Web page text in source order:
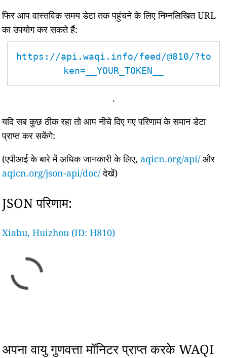
फिर आप वास्तविक समय डेटा तक पहुंचने के लिए निम्नलिखित URL
का उपयोग कर सकते हैं:
https://api.waqi.info/feed/@810/?to
ken=__YOUR_TOKEN__
.
यदि सब कुछ ठीक रहा तो आप नीचे दिए गए परिणाम के समान डेटा
प्राप्त कर सकेंगे:
(एपीआई के बारे में अधिक जानकारी के लिए, aqicn.org/api/ और
aqicn.org/json-api/doc/देखें)
JSON परिणाम:
Xiabu, Huizhou (ID: H810)
अपना वायु गुणवत्ता मॉनिटर प्राप्त करके WAQI